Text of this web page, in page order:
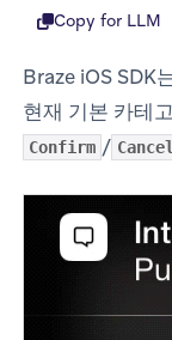
Copy for LLM
Braze iOS SDK
현재 기본 카테
Confirm /